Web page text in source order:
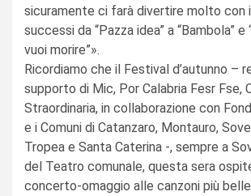
sicuramente ci farà divertire molto con
successi da “Pazza idea” a “Bambola” e
vuoi morire”».
Ricordiamo che il Festival d’autunno –
supporto di Mic, Por Calabria Fesr Fse,
Straordinaria, in collaborazione con
e i Comuni di Catanzaro, Montauro,
Tropea e Santa Caterina -, sempre a
del Teatro comunale, questa sera
concerto-omaggio alle canzoni più